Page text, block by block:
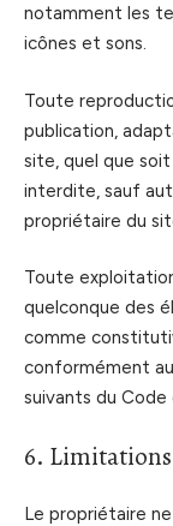
notamment les
icônes et sons.
Toute
publication,
site, quel que
interdite, sauf
propriétaire du
Toute
quelconque des
comme
conformément
suivants du
6.
Le propriétaire